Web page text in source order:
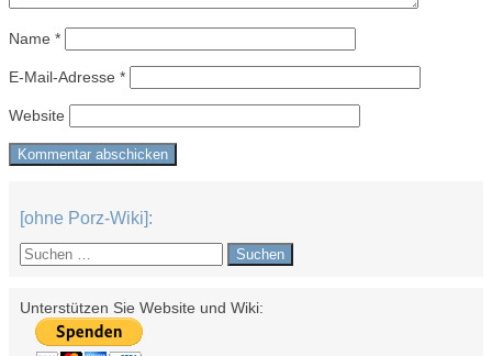
Name *
E-Mail-Adresse *
Website
[ohne Porz-Wiki]:
Suchen
nach:
Unterstützen Sie Website und Wiki: